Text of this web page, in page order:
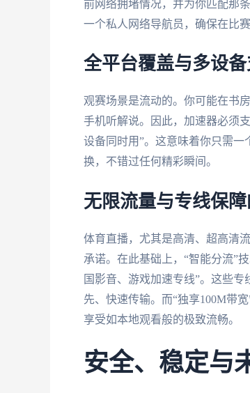
前网络拥堵情况，并为你匹配那
一个私人网络导航员，确保在比
全平台覆盖与多设
观赛场景是流动的。你可能在书
手机听解说。因此，加速器必须
设备同时用”。这意味着你只需
换，不错过任何精彩瞬间。
无限流量与专线保
体育直播，尤其是高清、超高清
承诺。在此基础上，“智能分流”
国影音、游戏加速专线”。这些
先、快速传输。而“独享100M带
享受如本地观看般的极致流畅。
安全、稳定与